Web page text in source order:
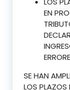
EN
SE HAN
LOS PLAZOS